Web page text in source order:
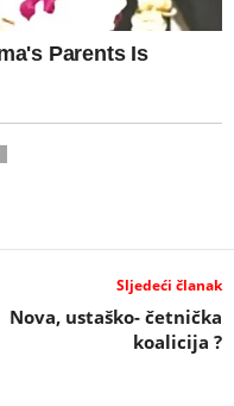
Sljedeći članak
Nova, ustaško- četnička
koalicija ?